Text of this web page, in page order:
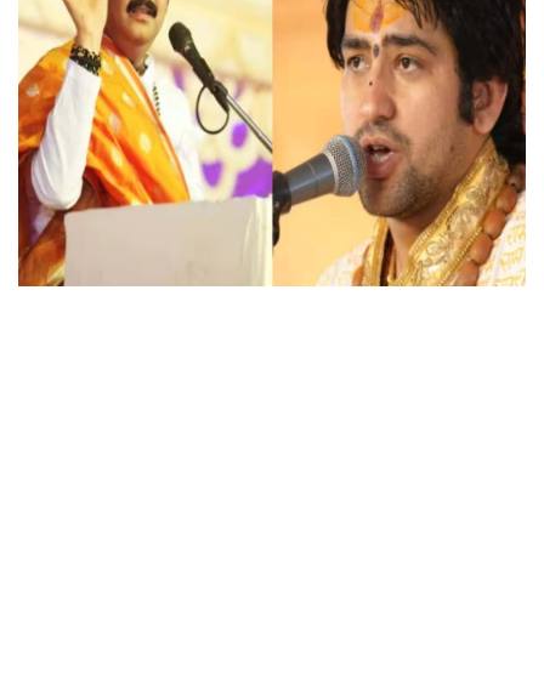
छत्तीसगढ़
राजस्थान
पंजाब
उत्तराखंड
उत्तर प्रदेश